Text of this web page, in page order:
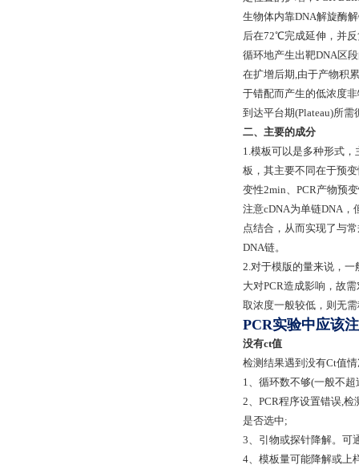
生物体内靠DNA解旋酶
后在72℃完成延伸，并
循环地产生出靶DNA区
在扩增后期,由于产物积
于错配而产生的低浓度
到达平台期(Plateau)所
二、主要的成分
1.模板可以是多种形式
板，其主要不同在于预
变性2min、PCR产物预
注意cDNA为单链DNA，
点结合，从而实现了与
DNA链。
2.对于模版的量来说，
大对PCR造成影响，故
取浓度一般较低，则无
PCR实验中应该
没有ct值
检测结果遇到没有Ct值
1、循环数不够(一般不
2、PCR程序设置错误,
是否选中;
3、引物或探针降解。可
4、模板量可能降解或上